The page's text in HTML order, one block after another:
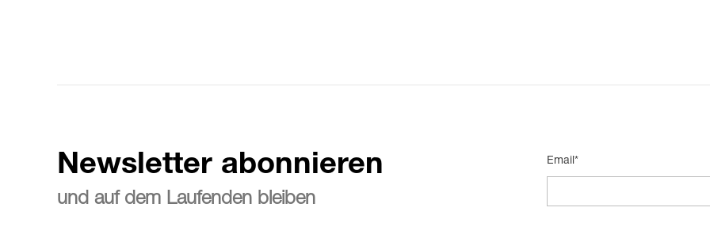
Newsletter abonnieren
und auf dem Laufenden bleiben
Email*